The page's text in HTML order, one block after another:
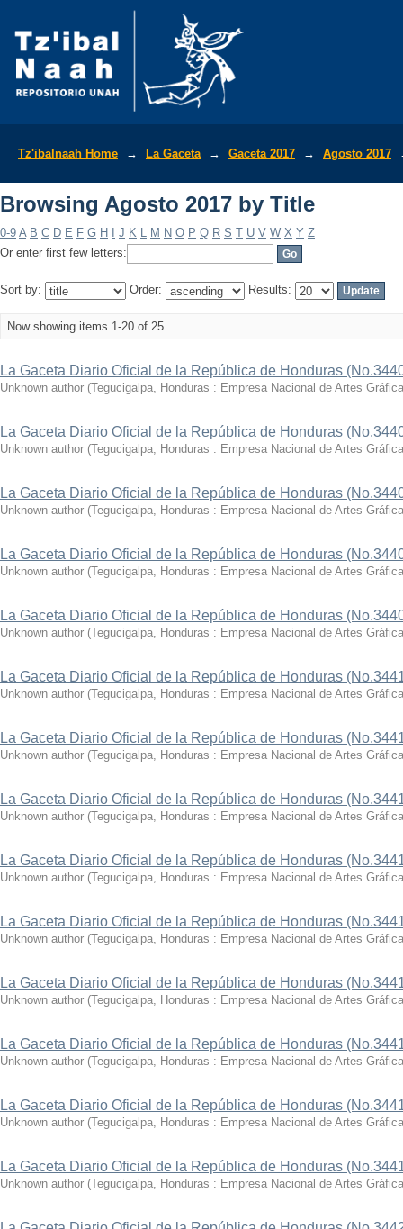
Tz'ibalnaah Home → La Gaceta → Gaceta 2017 → Agosto 2017
Browsing Agosto 2017 by Title
0-9 A B C D E F G H J K L M N O P Q R S T U V W X Y Z
Or enter first few letters:
Sort by: Order: Results:
Now showing items 1-20 of 25
La Gaceta Diario Oficial de la República de Honduras
Unknown author (Tegucigalpa, Honduras : Empresa Nacional de Artes
La Gaceta Diario Oficial de la República de Honduras
Unknown author (Tegucigalpa, Honduras : Empresa Nacional de Artes
La Gaceta Diario Oficial de la República de Honduras
Unknown author (Tegucigalpa, Honduras : Empresa Nacional de Artes
La Gaceta Diario Oficial de la República de Honduras
Unknown author (Tegucigalpa, Honduras : Empresa Nacional de Artes
La Gaceta Diario Oficial de la República de Honduras
Unknown author (Tegucigalpa, Honduras : Empresa Nacional de Artes
La Gaceta Diario Oficial de la República de Honduras
Unknown author (Tegucigalpa, Honduras : Empresa Nacional de Artes
La Gaceta Diario Oficial de la República de Honduras
Unknown author (Tegucigalpa, Honduras : Empresa Nacional de Artes
La Gaceta Diario Oficial de la República de Honduras
Unknown author (Tegucigalpa, Honduras : Empresa Nacional de Artes
La Gaceta Diario Oficial de la República de Honduras
Unknown author (Tegucigalpa, Honduras : Empresa Nacional de Artes
La Gaceta Diario Oficial de la República de Honduras
Unknown author (Tegucigalpa, Honduras : Empresa Nacional de Artes
La Gaceta Diario Oficial de la República de Honduras
Unknown author (Tegucigalpa, Honduras : Empresa Nacional de Artes
La Gaceta Diario Oficial de la República de Honduras
Unknown author (Tegucigalpa, Honduras : Empresa Nacional de Artes
La Gaceta Diario Oficial de la República de Honduras
Unknown author (Tegucigalpa, Honduras : Empresa Nacional de Artes
La Gaceta Diario Oficial de la República de Honduras
Unknown author (Tegucigalpa, Honduras : Empresa Nacional de Artes